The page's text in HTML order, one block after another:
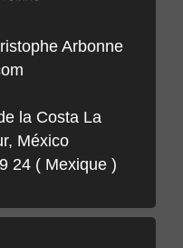
Arbonne
la Costa La
México
24 ( Mexique )